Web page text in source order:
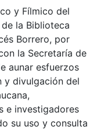
y Fílmico del
la Biblioteca
Borrero, por
la Secretaría de
aunar esfuerzos
y divulgación del
e investigadores
su uso y consulta